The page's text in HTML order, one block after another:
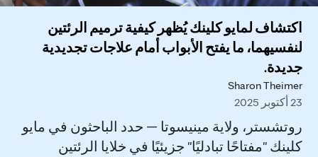
اكتشاف لمايو كلينك يُظهر كيفية ترميم الرئتين
لنفسيهما، ما يفتح الأبواب أمام علاجات تجديدية
جديدة.
Sharon Theimer
23 أكتوبر 2025
روتشستر، ولاية مينيسوتا — حدد الباحثون في مايو
كلينك "مفتاحًا تبادليًا" جزيئيًا في خلايا الرئتين